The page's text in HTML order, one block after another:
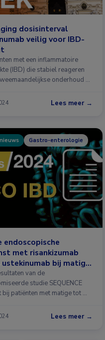
dosisinterval
veilig voor IBD-
met een inflammatoire
(IBD) die stabiel reageren
onderhoud …
Lees meer →
Gastro-enterologie
endoscopische
met risankizumab
ustekinumab bij matige
ziekte van Crohn
van de
studie SEQUENCE
bij patiënten met matige tot …
Lees meer →